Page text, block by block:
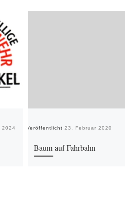
2024 Veröffentlicht 23. Februar 2020
Baum auf Fahrbahn